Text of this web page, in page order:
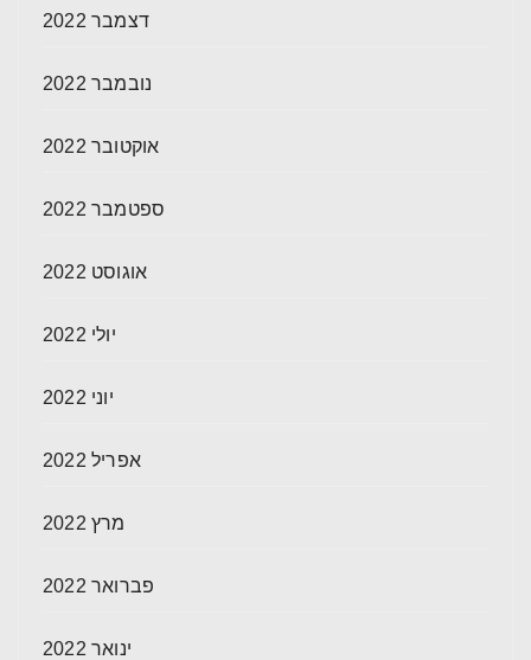
דצמבר 2022
נובמבר 2022
אוקטובר 2022
ספטמבר 2022
אוגוסט 2022
יולי 2022
יוני 2022
אפריל 2022
מרץ 2022
פברואר 2022
ינואר 2022